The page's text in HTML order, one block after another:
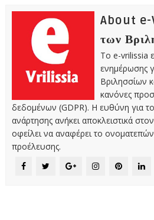
About
των
Το e-vrilissia
ενημέρωσης
Βριλησσίων
κανόνες
δεδομένων (GDPR). Η ευθύνη για
ανάρτησης ανήκει αποκλειστικά
οφείλει να αναφέρει το
προέλευσης.